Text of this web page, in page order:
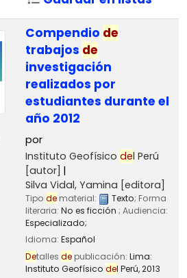
Compendio de
trabajos de
investigación
realizados por
estudiantes durante el
año 2012
por
Instituto Geofísico del Perú
[autor]
Silva Vidal, Yamina [editora]
Tipo dematerial: Texto; Forma
literaria: No es ficción ; Audiencia:
Especializado;
Idioma: Español
Detalles depublicación: Lima:
Instituto Geofísico del Perú,2013